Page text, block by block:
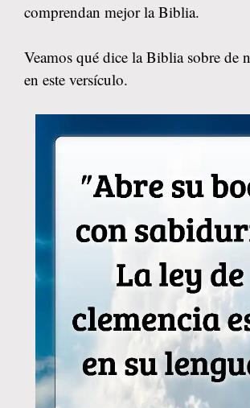
comprendan mejor la Biblia.
Veamos qué dice la Biblia sobre de
en este versículo.